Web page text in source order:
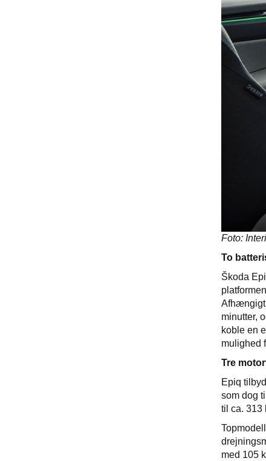
Foto:
To
Škoda
Afhængigt
minutter,
koble en
mulighed
Tre
Epiq
som dog
til ca. 313
med 105